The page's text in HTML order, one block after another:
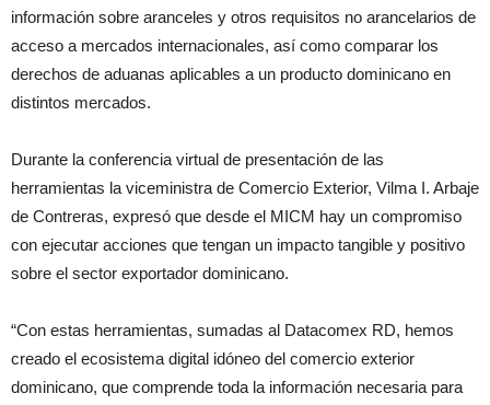
información sobre aranceles y otros requisitos no arancelarios de
acceso a mercados internacionales, así como comparar los
derechos de aduanas aplicables a un producto dominicano en
distintos mercados.
Durante la conferencia virtual de presentación de las
herramientas la viceministra de Comercio Exterior, Vilma I. Arbaje
de Contreras, expresó que desde el MICM hay un compromiso
con ejecutar acciones que tengan un impacto tangible y positivo
sobre el sector exportador dominicano.
“Con estas herramientas, sumadas al Datacomex RD, hemos
creado el ecosistema digital idóneo del comercio exterior
dominicano, que comprende toda la información necesaria para